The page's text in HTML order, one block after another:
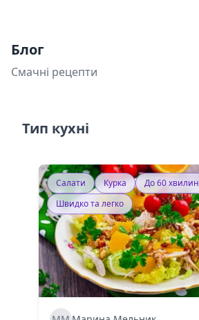
Блог
Смачні рецепти
Тип кухні
Салати Курка
До 60 хвилин
Швидко та легко